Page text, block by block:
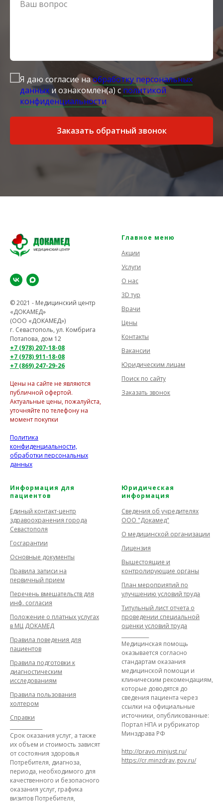
Я даю согласие наобработку персональных
данных и ознакомлен(а) с политикой
конфиденциальности
Заказать обратный звонок
© 2021 - Медицинский центр
«ДОКАМЕД»
(ООО «ДОКАМЕД»)
г. Севастополь, ул. Комбрига
Потапова, дом 12
+7 (978) 207-18-08
+7 (978) 911-18-08
+7 (869) 247-29-26
Цены на сайте не являются
публичной офертой.
Актуальные цены, пожалуйста,
уточняйте по телефону на
момент покупки
Политика
конфиденциальности,
обработки персональных
данных
Главное меню
Акции
Услуги
О нас
3D тур
Врачи
Цены
Контакты
Вакансии
Юридическим лицам
Поиск по сайту
Заказать звонок
Информация для
пациентов
Единый контакт-центр
здравоохранения города
Севастополя
Госгарантии
Основные документы
Правила записи на
первичный прием
Перечень вмешательств для
инф. согласия
Положение о платных услугах
в МЦ ДОКАМЕД
Правила поведения для
пациентов
Правила подготовки к
диагностическим
исследованиям
Правила пользования
холтером
Справки
Срок оказания услуг, а также
их объем и стоимость зависят
от состояния здоровья
Потребителя, диагноза,
периода, необходимого для
качественного и безопасного
оказания услуг, графика
визитов Потребителя,
Юридическая
информация
Сведения об учредителях
ООО "Докамед"
О медицинской организации
Лицензия
Вышестоящие и
контролирующие органы
План мероприятий по
улучшению условий труда
Титульный лист отчета о
проведении специальной
оценки условий труда
Медицинская помощь
оказывается согласно
стандартам оказания
медицинской помощи и
клиническим рекомендациям,
которые доводятся до
сведения пациента через
ссылки на официальные
источники, опубликованные:
Портал НПА и рубрикатор
Минздрава РФ
http://pravo.minjust.ru/
https://cr.minzdrav.gov.ru/